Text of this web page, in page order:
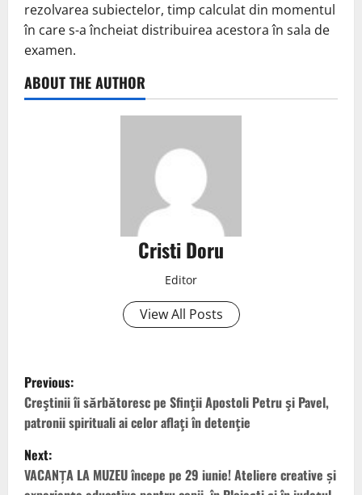
rezolvarea subiectelor, timp calculat din momentul
în care s-a încheiat distribuirea acestora în sala de
examen.
ABOUT THE AUTHOR
Cristi Doru
Editor
View All Posts
Previous:
Creştinii îi sărbătoresc pe Sfinţii Apostoli Petru şi Pavel,
patronii spirituali ai celor aflaţi în detenţie
Next:
VACANȚA LA MUZEU începe pe 29 iunie! Ateliere creative și